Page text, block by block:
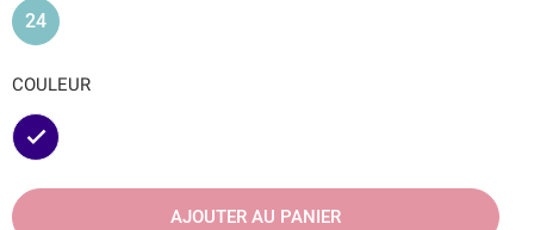
24
COULEUR
Marine
AJOUTER AU PANIER